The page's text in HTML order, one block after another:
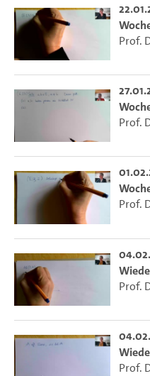
Prof.
Prof.
Prof.
Prof.
Prof.